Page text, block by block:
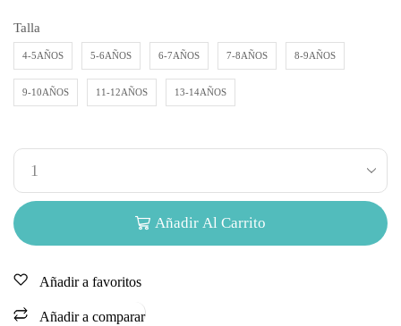
Talla
4-5AÑOS 5-6AÑOS 6-7AÑOS 7-8AÑOS 8-9AÑOS
9-10AÑOS 11-12AÑOS 13-14AÑOS
Añadir Al Carrito
Añadir a favoritos
Añadir a comparar